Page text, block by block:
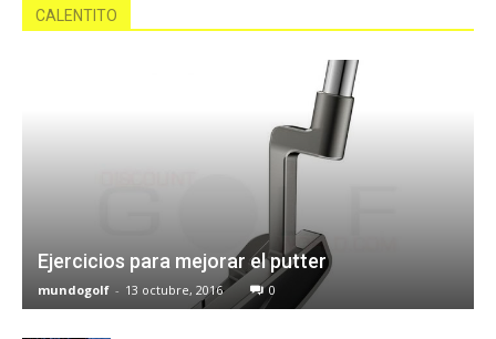
CALENTITO
Ejercicios para mejorar el putter
mundogolf - 13 octubre, 2016 0